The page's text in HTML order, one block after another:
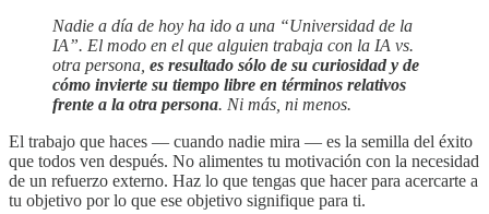
Nadie a día de hoy ha ido a una “Universidad de la
IA”. El modo en el que alguien trabaja con la IA vs.
otra persona, es resultado sólo de su curiosidad y de
cómo invierte su tiempo libre en términos relativos
frente a la otra persona. Ni más, ni menos.
El trabajo que haces — cuando nadie mira — es la semilla del éxito
que todos ven después. No alimentes tu motivación con la necesidad
de un refuerzo externo. Haz lo que tengas que hacer para acercarte a
tu objetivo por lo que ese objetivo signifique para ti.